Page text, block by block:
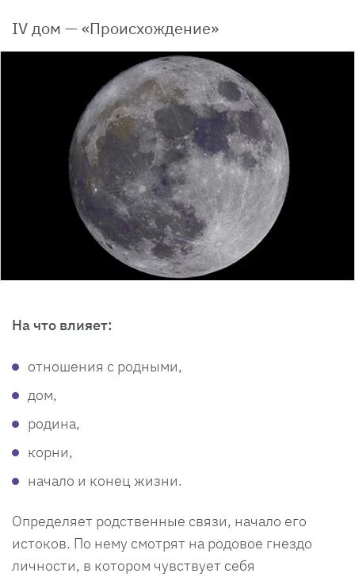
IV дом — «Происхождение»
На что влияет:
отношения с родными,
дом,
родина,
корни,
начало и конец жизни.
Определяет родственные связи, начало его
истоков. По нему смотрят на родовое гнездо
личности, в котором чувствует себя